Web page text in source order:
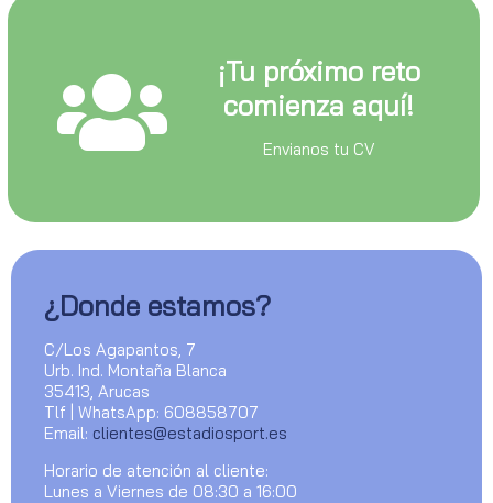
¡Tu próximo reto
comienza aquí!
Envianos tu CV
¿Donde estamos?
C/Los Agapantos, 7
Urb. Ind. Montaña Blanca
35413, Arucas
Tlf | WhatsApp: 608858707
Email: clientes@estadiosport.es
Horario de atención al cliente:
Lunes a Viernes de 08:30 a 16:00